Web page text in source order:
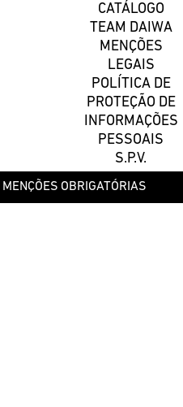
CATÁLOGO
TEAM DAIWA
MENÇÕES
LEGAIS
POLÍTICA DE
PROTEÇÃO DE
INFORMAÇÕES
PESSOAIS
S.P.V.
MENÇÕES OBRIGATÓRIAS